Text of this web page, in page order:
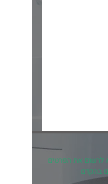
לרשום את הפרטים
בהקדם